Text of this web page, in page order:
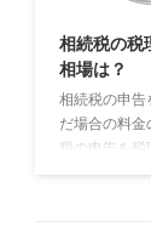
となるのです
方法を使う場
続税の確定申
要となります
たは税務署へ
いいたします
相続税の税
相場は？
相続税の申告
だ場合の料金
税の申告を税